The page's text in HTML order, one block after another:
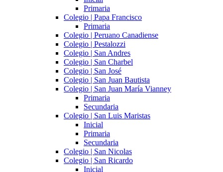
Primaria
Colegio | Papa Francisco
Primaria
Colegio | Peruano Canadiense
Colegio | Pestalozzi
Colegio | San Andres
Colegio | San Charbel
Colegio | San José
Colegio | San Juan Bautista
Colegio | San Juan María Vianney
Primaria
Secundaria
Colegio | San Luis Maristas
Inicial
Primaria
Secundaria
Colegio | San Nicolas
Colegio | San Ricardo
Inicial